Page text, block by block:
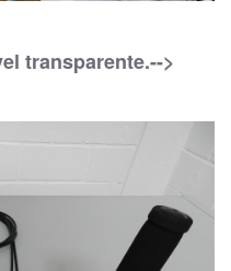
transparente.-->